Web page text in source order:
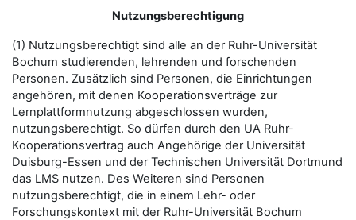
Nutzungsberechtigung
(1) Nutzungsberechtigt sind alle an der Ruhr-Universität
Bochum studierenden, lehrenden und forschenden
Personen. Zusätzlich sind Personen, die Einrichtungen
angehören, mit denen Kooperationsverträge zur
Lernplattformnutzung abgeschlossen wurden,
nutzungsberechtigt. So dürfen durch den UA Ruhr-
Kooperationsvertrag auch Angehörige der Universität
Duisburg-Essen und der Technischen Universität Dortmund
das LMS nutzen. Des Weiteren sind Personen
nutzungsberechtigt, die in einem Lehr- oder
Forschungskontext mit der Ruhr-Universität Bochum